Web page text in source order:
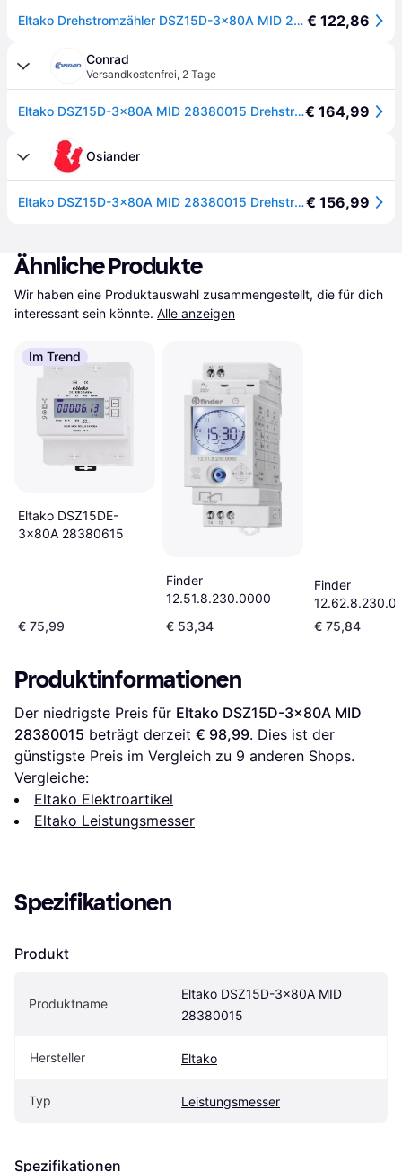
Eltako Drehstromzähler DSZ15D-3x80A MID 28380015 € 122,86
Conrad
Versandkostenfrei, 2 Tage
Eltako DSZ15D-3x80A MID 28380015 Drehstromzähler digital 80 A MID-konform: Ja 1 - [Blau]€ 164,99
Osiander
Eltako DSZ15D-3x80A MID 28380015 Drehstromzähler digital 80 A MID-konform: Ja 1 St. - Blau€ 156,99
Ähnliche Produkte
Wir haben eine Produktauswahl zusammengestellt, die für dich
interessant sein könnte. Alle anzeigen
Im Trend
Eltako DSZ15DE-
3x80A 28380615
€ 75,99
Finder
12.51.8.230.0000
€ 53,34
Finder
€ 75,84
Produktinformationen
Der niedrigste Preis für Eltako DSZ15D-3x80A MID
28380015 beträgt derzeit € 98,99. Dies ist der
günstigste Preis im Vergleich zu 9 anderen Shops.
Vergleiche:
Eltako Elektroartikel
Eltako Leistungsmesser
Spezifikationen
Produkt
Produktname
Eltako DSZ15D-3x80A MID
28380015
Hersteller Eltako
Typ Leistungsmesser
Spezifikationen